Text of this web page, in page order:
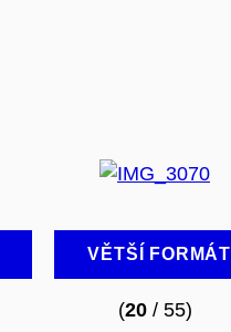
VĚTŠÍ FORMÁT
(20/ 55)